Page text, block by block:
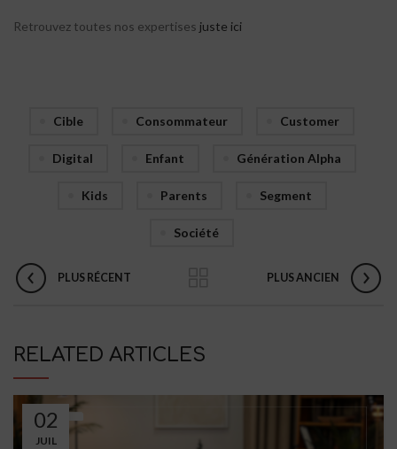
Retrouvez toutes nos expertises juste ici
Cible Consommateur Customer
Digital Enfant Génération Alpha
Kids Parents Segment
Société
PLUS RÉCENT PLUS ANCIEN
RELATED ARTICLES
02
JUIL